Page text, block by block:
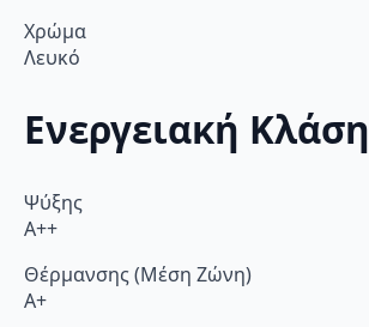
Χρώμα
Λευκό
Ενεργειακή Κλάση
Ψύξης
A++
Θέρμανσης (Μέση Ζώνη)
A+